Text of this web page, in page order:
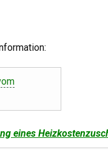
eines